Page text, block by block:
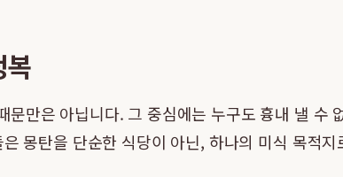
만은 아닙니다. 그 중심에는 누구도 흉내 낼 수
몽탄을 단순한 식당이 아닌, 하나의 미식 목적